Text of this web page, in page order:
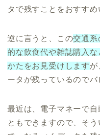
タで残すことをおすすめ
逆に言うと、この交通系
的な飲食代や雑誌購入
かたをお見受けしますが
ータが残っているのでバ
最近は、電子マネーで
ともできますので、そ